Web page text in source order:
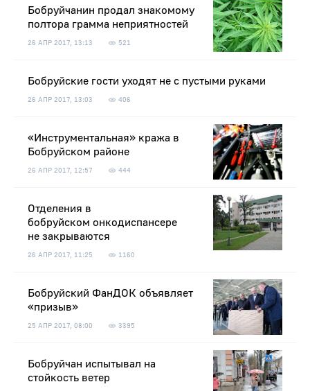
Бобруйчанин продал знакомому
полтора грамма неприятностей
26 АПР 2017, 13:13 521
Бобруйские гости уходят не с пустыми руками
26 АПР 2017, 13:03 406
«Инструментальная» кража в
Бобруйском районе
26 АПР 2017, 12:57 444
Отделения в
бобруйском онкодиспансере
не закрываются
26 АПР 2017, 11:25 1160
Бобруйский ФанДОК объявляет
«призыв»
25 АПР 2017, 08:00 3395
Бобруйчан испытывал на
стойкость ветер